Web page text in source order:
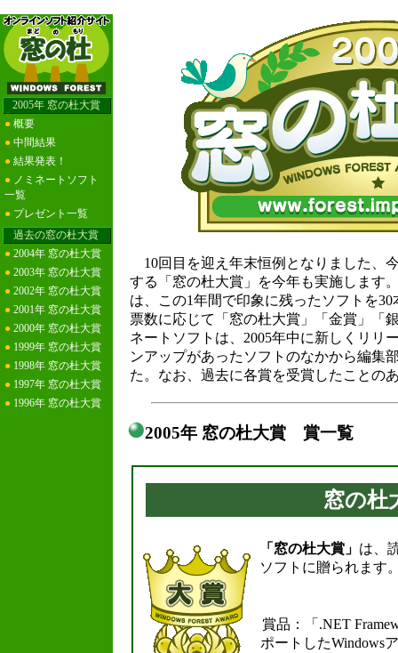
2005年 窓の杜大賞
● 概要
● 中間結果
● 結果発表！
● ノミネートソフト
一覧
● プレゼント一覧
過去の窓の杜大賞
● 2004年 窓の杜大賞
● 2003年 窓の杜大賞
● 2002年 窓の杜大賞
● 2001年 窓の杜大賞
● 2000年 窓の杜大賞
● 1999年 窓の杜大賞
● 1998年 窓の杜大賞
● 1997年 窓の杜大賞
● 1996年 窓の杜大賞
10回目を迎え年末恒例となりました、
する「窓の杜大賞」を今年も実施します
は、この1年間で印象に残ったソフトを
票数に応じて「窓の杜大賞」「金賞」「
ネートソフトは、2005年中に新しくリリ
ンアップがあったソフトのなかから編集
た。なお、過去に各賞を受賞したことの
2005年 窓の杜大賞 賞一覧
窓の杜
「窓の杜大賞」 は、
ソフトに贈られます
賞品：「.NET
ポートしたWindows